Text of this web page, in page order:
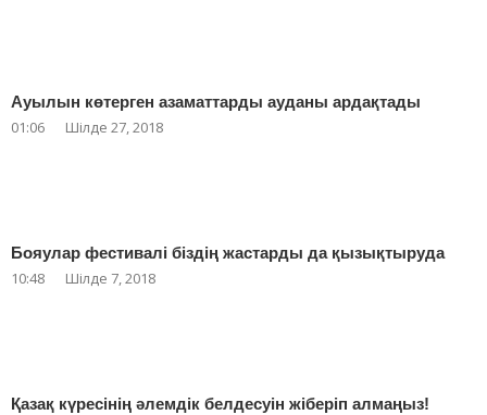
Ауылын көтерген азаматтарды ауданы ардақтады
01:06 Шілде 27, 2018
Бояулар фестивалі біздің жастарды да қызықтыруда
10:48 Шілде 7, 2018
Қазақ күресінің әлемдік белдесуін жіберіп алмаңыз!